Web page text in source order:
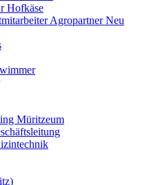
Hofkäse
Agropartner Neu
Müritzeum